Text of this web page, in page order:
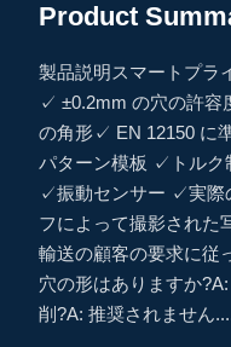
Product
製品説明スマートプラ
✓ ±0.2mm の穴の許
の角形✓ EN 12150 に
パターン模板 ✓トルク
✓振動センサー ✓実際
フによって撮影された
輸送の顧客の要求に従
穴の形はありますか
削?A: 推奨されません